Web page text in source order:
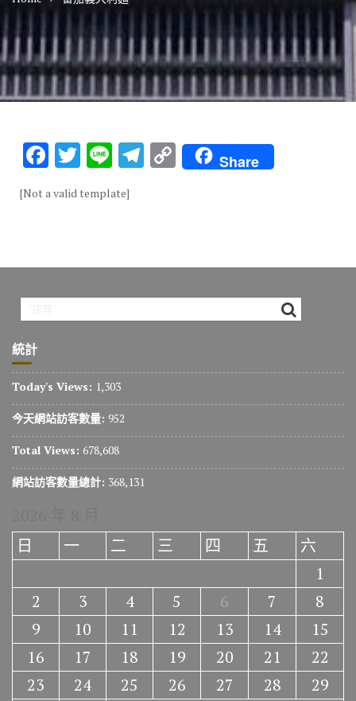
F
ac
e
k
T
it
Li
n
e
T C
o
k
Share
[Not a valid template]
統計
Today's Views: 1,303
今天網站訪客數量: 952
Total Views: 678,608
網站訪客數量總計: 368,131
日
一 二 三 四 五
六
1
2
3 4 5 6 7
8
9
10 11 12 13 14
15
16
17 18 19 20 21
22
23
24 25 26 27 28
29